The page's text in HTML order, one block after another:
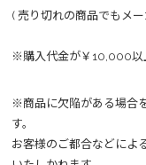
( 売り切れの商品でもメ
※購入代金が￥10,000以
※商品に欠陥がある場合
す。
お客様のご都合などによ